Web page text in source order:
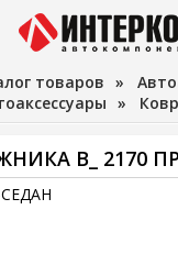
товаров »
»
В_ 2170